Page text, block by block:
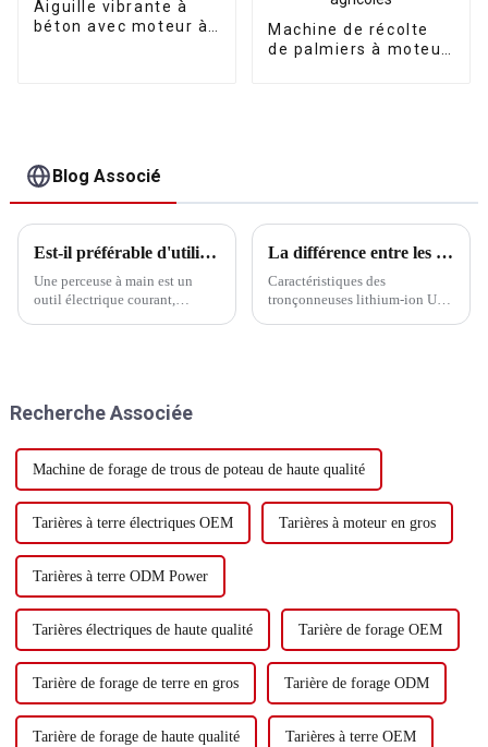
Aiguille vibrante à
béton avec moteur à
Machine de récolte
de palmiers à moteur
Blog Associé
Est-il préférable d'utiliser une perceuse électrique à main avec ou sans percussion ?
Une perceuse à main est un
outil électrique courant,
est donc la différence entre une
perceuse à percussion ?
La différence entre les tronçonneuses électriques au lithium et les scies alternatives électriques au lithium
Caractéristiques des
tronçonneuses lithium-ion Une
utilisent des chaînes pour...
Recherche Associée
Machine de forage de trous de poteau de haute qualité
Tarières à terre électriques OEM Tarières à moteur en gros
Tarières à terre ODM Power
Tarières électriques de haute qualité Tarière de forage OEM
Tarière de forage de terre en gros Tarière de forage ODM
Tarière de forage de haute qualité Tarières à terre OEM